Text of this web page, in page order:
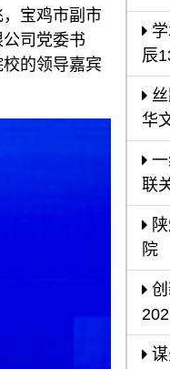
宝鸡市副市
司党委书
的领导嘉宾
学
辰
丝
华
一
联
陕
院
创
谋